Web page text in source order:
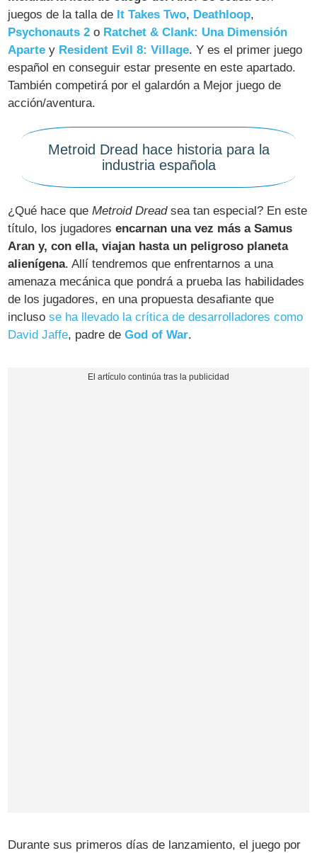
juegos de la talla de It Takes Two, Deathloop,
Psychonauts 2 o Ratchet & Clank: Una Dimensión
Aparte y Resident Evil 8: Village. Y es el primer juego
español en conseguir estar presente en este apartado.
También competirá por el galardón a Mejor juego de
acción/aventura.
Metroid Dread hace historia para la
industria española
¿Qué hace queMetroid Dreadsea tan especial? En este
título, los jugadoresencarnan una vez más a Samus
Aran y, con ella, viajan hasta un peligroso planeta
alienígena. Allí tendremos que enfrentarnos a una
amenaza mecánica que pondrá a prueba las habilidades
de los jugadores, en una propuesta desafiante que
inclusose ha llevado la crítica de desarrolladores como
David Jaffe, padre deGod of War.
Durante sus primeros días de lanzamiento, el juego por